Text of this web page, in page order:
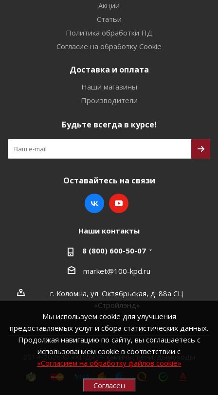
Мы используем cookie для улучшения
предоставляемых услуг и сбора статистических данных.
Продолжая навигацию по сайту, вы соглашаетесь с
использованием cookie в соответствии с
«Согласием на обработку файлов cookie»
Согласен
Акции
Статьи
Политика обработки ПД
Согласие на обработку Cookie
Доставка и оплата
Наши магазины
Производители
Будьте всегда в курсе!
Оставайтесь на связи
Наши контакты
8 (800) 600-50-07
market@100-kpd.ru
г. Коломна, ул. Октябрьская, д. 88а СЦ
«Стройлэнд»
2014-2026 © «КПД» — камины, печи, дымоходы